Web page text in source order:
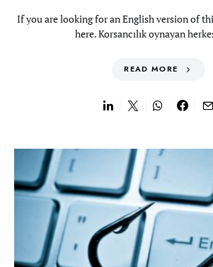
If you are looking for an English version of
here. Korsancılık oynayan
READ MORE